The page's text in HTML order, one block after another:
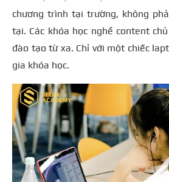
chương trình tại trường, không
tại. Các khóa học nghề content
đào tạo từ xa. Chỉ với một chiếc
gia khóa học.